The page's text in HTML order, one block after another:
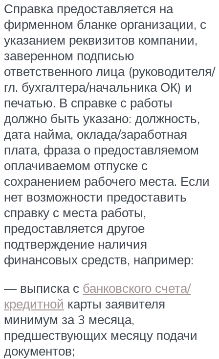
Справка предоставляется на
фирменном бланке организации, с
указанием реквизитов компании,
заверенном подписью
ответственного лица (руководителя/
гл. бухгалтера/начальника ОК) и
печатью. В справке с работы
должно быть указано: должность,
дата найма, оклада/заработная
плата, фраза о предоставляемом
оплачиваемом отпуске с
сохранением рабочего места. Если
нет возможности предоставить
справку с места работы,
предоставляется другое
подтверждение наличия
финансовых средств, например:
— выписка с банковского счета/
кредитной карты заявителя
минимум за 3 месяца,
предшествующих месяцу подачи
документов;